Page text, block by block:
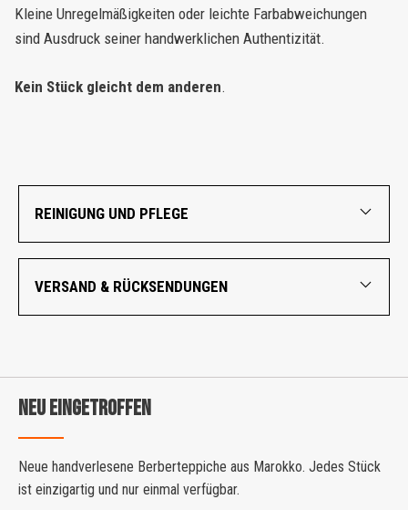
Kleine Unregelmäßigkeiten oder leichte Farbabweichungen
sind Ausdruck seiner handwerklichen Authentizität.
Kein Stück gleicht dem anderen.
REINIGUNG UND PFLEGE
VERSAND & RÜCKSENDUNGEN
NEU EINGETROFFEN
Neue handverlesene Berberteppiche aus Marokko. Jedes Stück
ist einzigartig und nur einmal verfügbar.